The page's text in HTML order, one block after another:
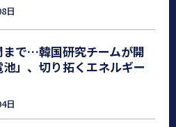
日
で…韓国研究チームが開
」、切り拓くエネルギー
日